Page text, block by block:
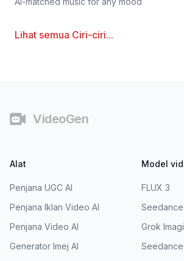
Lihat semua Ciri-ciri...
VideoGen
Alat
Penjana UGC AI
Penjana Iklan Video AI
Penjana Video AI
Generator Imej AI
Model
FLUX 3
Seedance
Grok